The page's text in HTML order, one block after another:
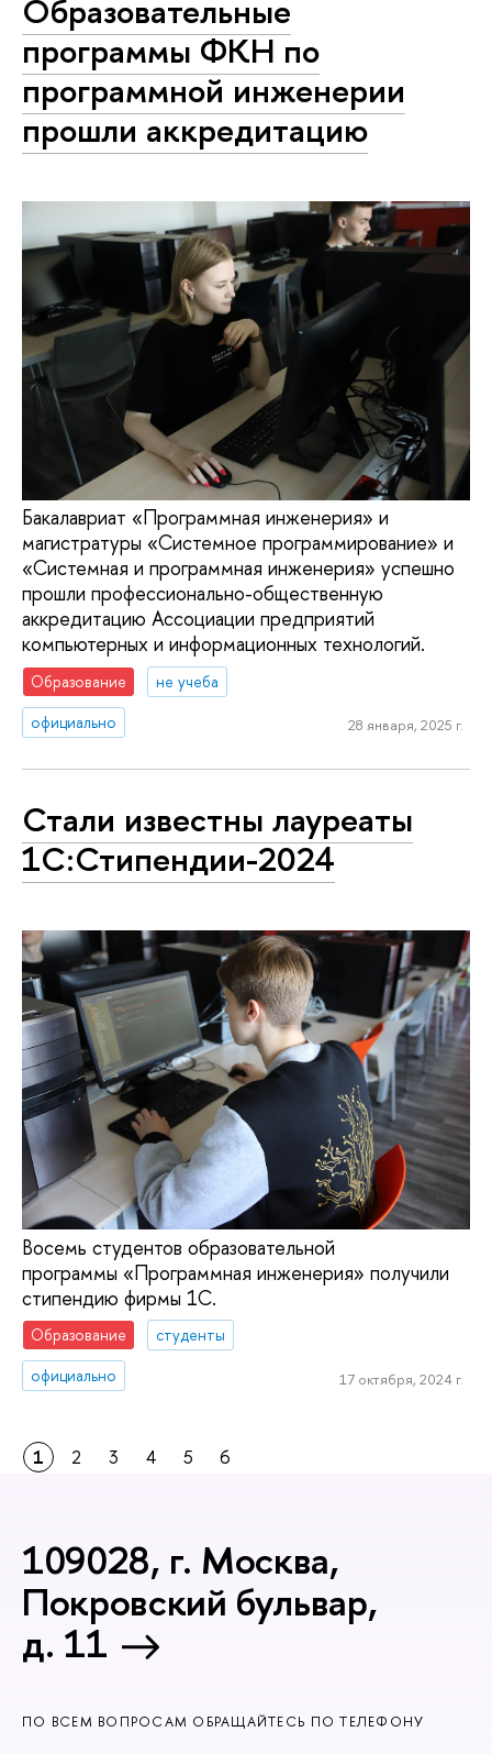
Образовательные
программы ФКН по
программной инженерии
прошли аккредитацию
Бакалавриат «Программная инженерия» и
магистратуры «Системное программирование» и
«Системная и программная инженерия» успешно
прошли профессионально-общественную
аккредитацию Ассоциации предприятий
компьютерных и информационных технологий.
Образование
не учеба
официально
28 января, 2025 г.
Стали известны лауреаты
1C:Стипендии-2024
Восемь студентов образовательной
программы «Программная инженерия» получили
стипендию фирмы 1С.
Образование
студенты
официально
17 октября, 2024 г.
1 2 3 4 5 6
109028, г. Москва,
Покровский бульвар,
д. 11
ПО ВСЕМ ВОПРОСАМ ОБРАЩАЙТЕСЬ ПО ТЕЛЕФОНУ